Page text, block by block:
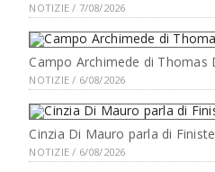
NOTIZIE / 7/08/2026
Campo Archimede di Thomas
NOTIZIE / 6/08/2026
Cinzia Di Mauro parla di
NOTIZIE / 6/08/2026